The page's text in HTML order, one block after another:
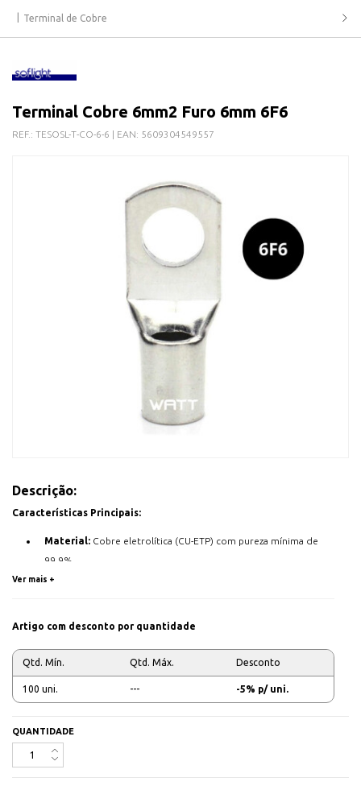
Terminal de Cobre
Terminal Cobre 6mm2 Furo 6mm 6F6
REF.: TESOSL-T-CO-6-6 | EAN: 5609304549557
Descrição:
Características Principais:
Material: Cobre eletrolítica (CU-ETP) com pureza mínima de
99,9%.
Revestimento:
Secções:66mm
Diâmetros de Furo:6mm
Ideal para painéis elétricos, quadros de distribuição,
sistemas de ligação à terra, e outras aplicações que bloqueiam
Conformidade:
técnicas aplicáveis, garantindo segurança e desempenho.
Instalação:A instalação é realizada através de fixação,
Ver mais +
Artigo com desconto por quantidade
Qtd. Mín. Qtd. Máx. Desconto
100 uni. --- -5% p/ uni.
QUANTIDADE